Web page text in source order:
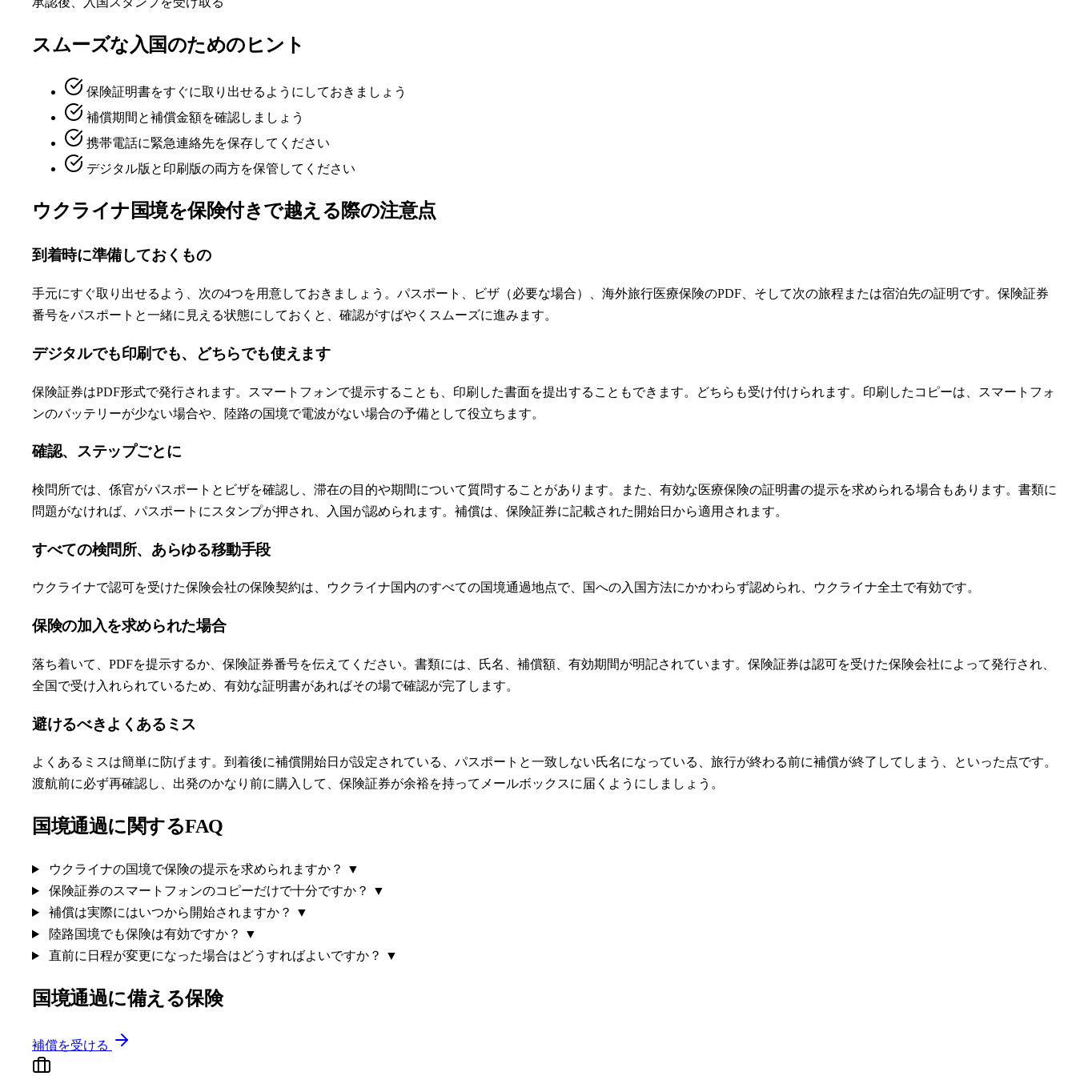
スムーズな入国のためのヒント
保険証明書をすぐに取り出せるようにしておきましょう
補償期間と補償金額を確認しましょう
携帯電話に緊急連絡先を保存してください
デジタル版と印刷版の両方を保管してください
ウクライナ国境を保険付きで越える際の注意点
到着時に準備しておくもの
手元にすぐ取り出せるよう、次の4つを用意しておきましょう。パスポート、ビザ（必要な場合）、海外旅行医療保険のPDF、そして次の旅程または宿泊先の証明です。保険証券
番号をパスポートと一緒に見える状態にしておくと、確認がすばやくスムーズに進みます。
デジタルでも印刷でも、どちらでも使えます
保険証券はPDF形式で発行されます。スマートフォンで提示することも、印刷した書面を提出することもできます。どちらも受け付けられます。印刷したコピーは、スマートフォ
ンのバッテリーが少ない場合や、陸路の国境で電波がない場合の予備として役立ちます。
確認、ステップごとに
検問所では、係官がパスポートとビザを確認し、滞在の目的や期間について質問することがあります。また、有効な医療保険の証明書の提示を求められる場合もあります。書類に
問題がなければ、パスポートにスタンプが押され、入国が認められます。補償は、保険証券に記載された開始日から適用されます。
すべての検問所、あらゆる移動手段
ウクライナで認可を受けた保険会社の保険契約は、ウクライナ国内のすべての国境通過地点で、国への入国方法にかかわらず認められ、ウクライナ全土で有効です。
保険の加入を求められた場合
落ち着いて、PDFを提示するか、保険証券番号を伝えてください。書類には、氏名、補償額、有効期間が明記されています。保険証券は認可を受けた保険会社によって発行され、
全国で受け入れられているため、有効な証明書があればその場で確認が完了します。
避けるべきよくあるミス
よくあるミスは簡単に防げます。到着後に補償開始日が設定されている、パスポートと一致しない氏名になっている、旅行が終わる前に補償が終了してしまう、といった点です。
渡航前に必ず再確認し、出発のかなり前に購入して、保険証券が余裕を持ってメールボックスに届くようにしましょう。
国境通過に関するFAQ
ウクライナの国境で保険の提示を求められますか？
▼
保険証券のスマートフォンのコピーだけで十分ですか？
▼
補償は実際にはいつから開始されますか？
▼
陸路国境でも保険は有効ですか？
▼
直前に日程が変更になった場合はどうすればよいですか？
▼
国境通過に備える保険
補償を受ける